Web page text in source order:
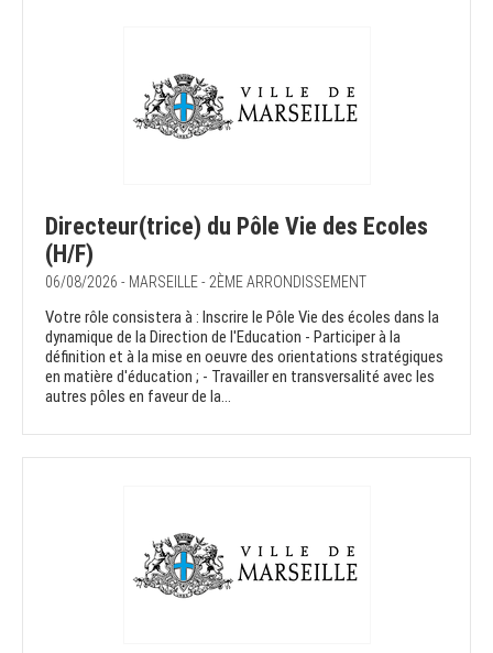
Directeur(trice) du Pôle Vie des Ecoles
(H/F)
06/08/2026 - MARSEILLE - 2ÈME ARRONDISSEMENT
Votre rôle consistera à : Inscrire le Pôle Vie des écoles dans la
dynamique de la Direction de l'Education - Participer à la
définition et à la mise en oeuvre des orientations stratégiques
en matière d'éducation ; - Travailler en transversalité avec les
autres pôles en faveur de la...